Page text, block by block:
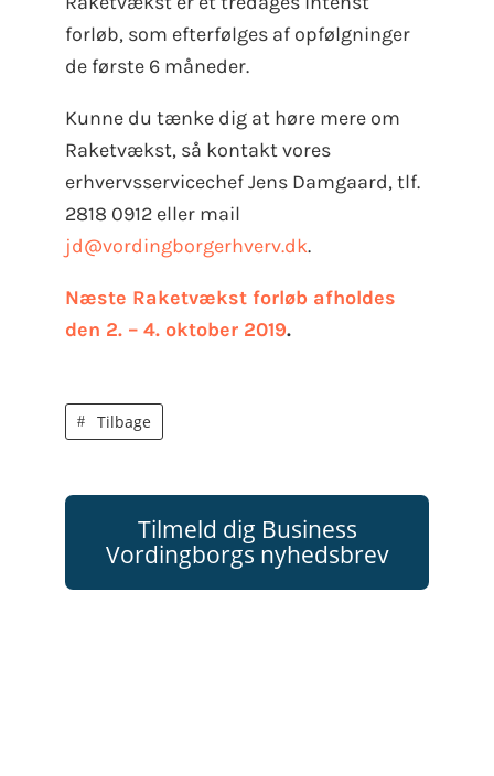
forløb, som efterfølges af opfølgninger
de første 6 måneder.
Kunne du tænke dig at høre mere om
Raketvækst, så kontakt vores
erhvervsservicechef Jens Damgaard, tlf.
2818 0912 eller mail
jd@vordingborgerhverv.dk.
Næste Raketvækst forløb afholdes
den 2. – 4. oktober 2019.
Tilbage
Tilmeld dig Business
Vordingborgs nyhedsbrev